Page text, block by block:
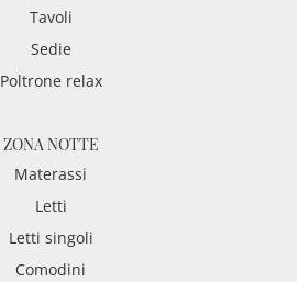
Tavoli
Sedie
Poltrone relax
ZONA NOTTE
Materassi
Letti
Letti singoli
Comodini